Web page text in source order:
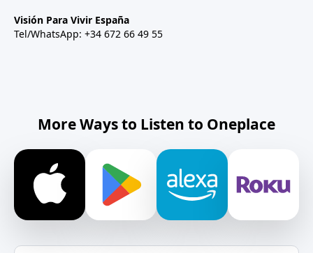
Visión Para Vivir España
Tel/WhatsApp: +34 672 66 49 55
More Ways to Listen to Oneplace